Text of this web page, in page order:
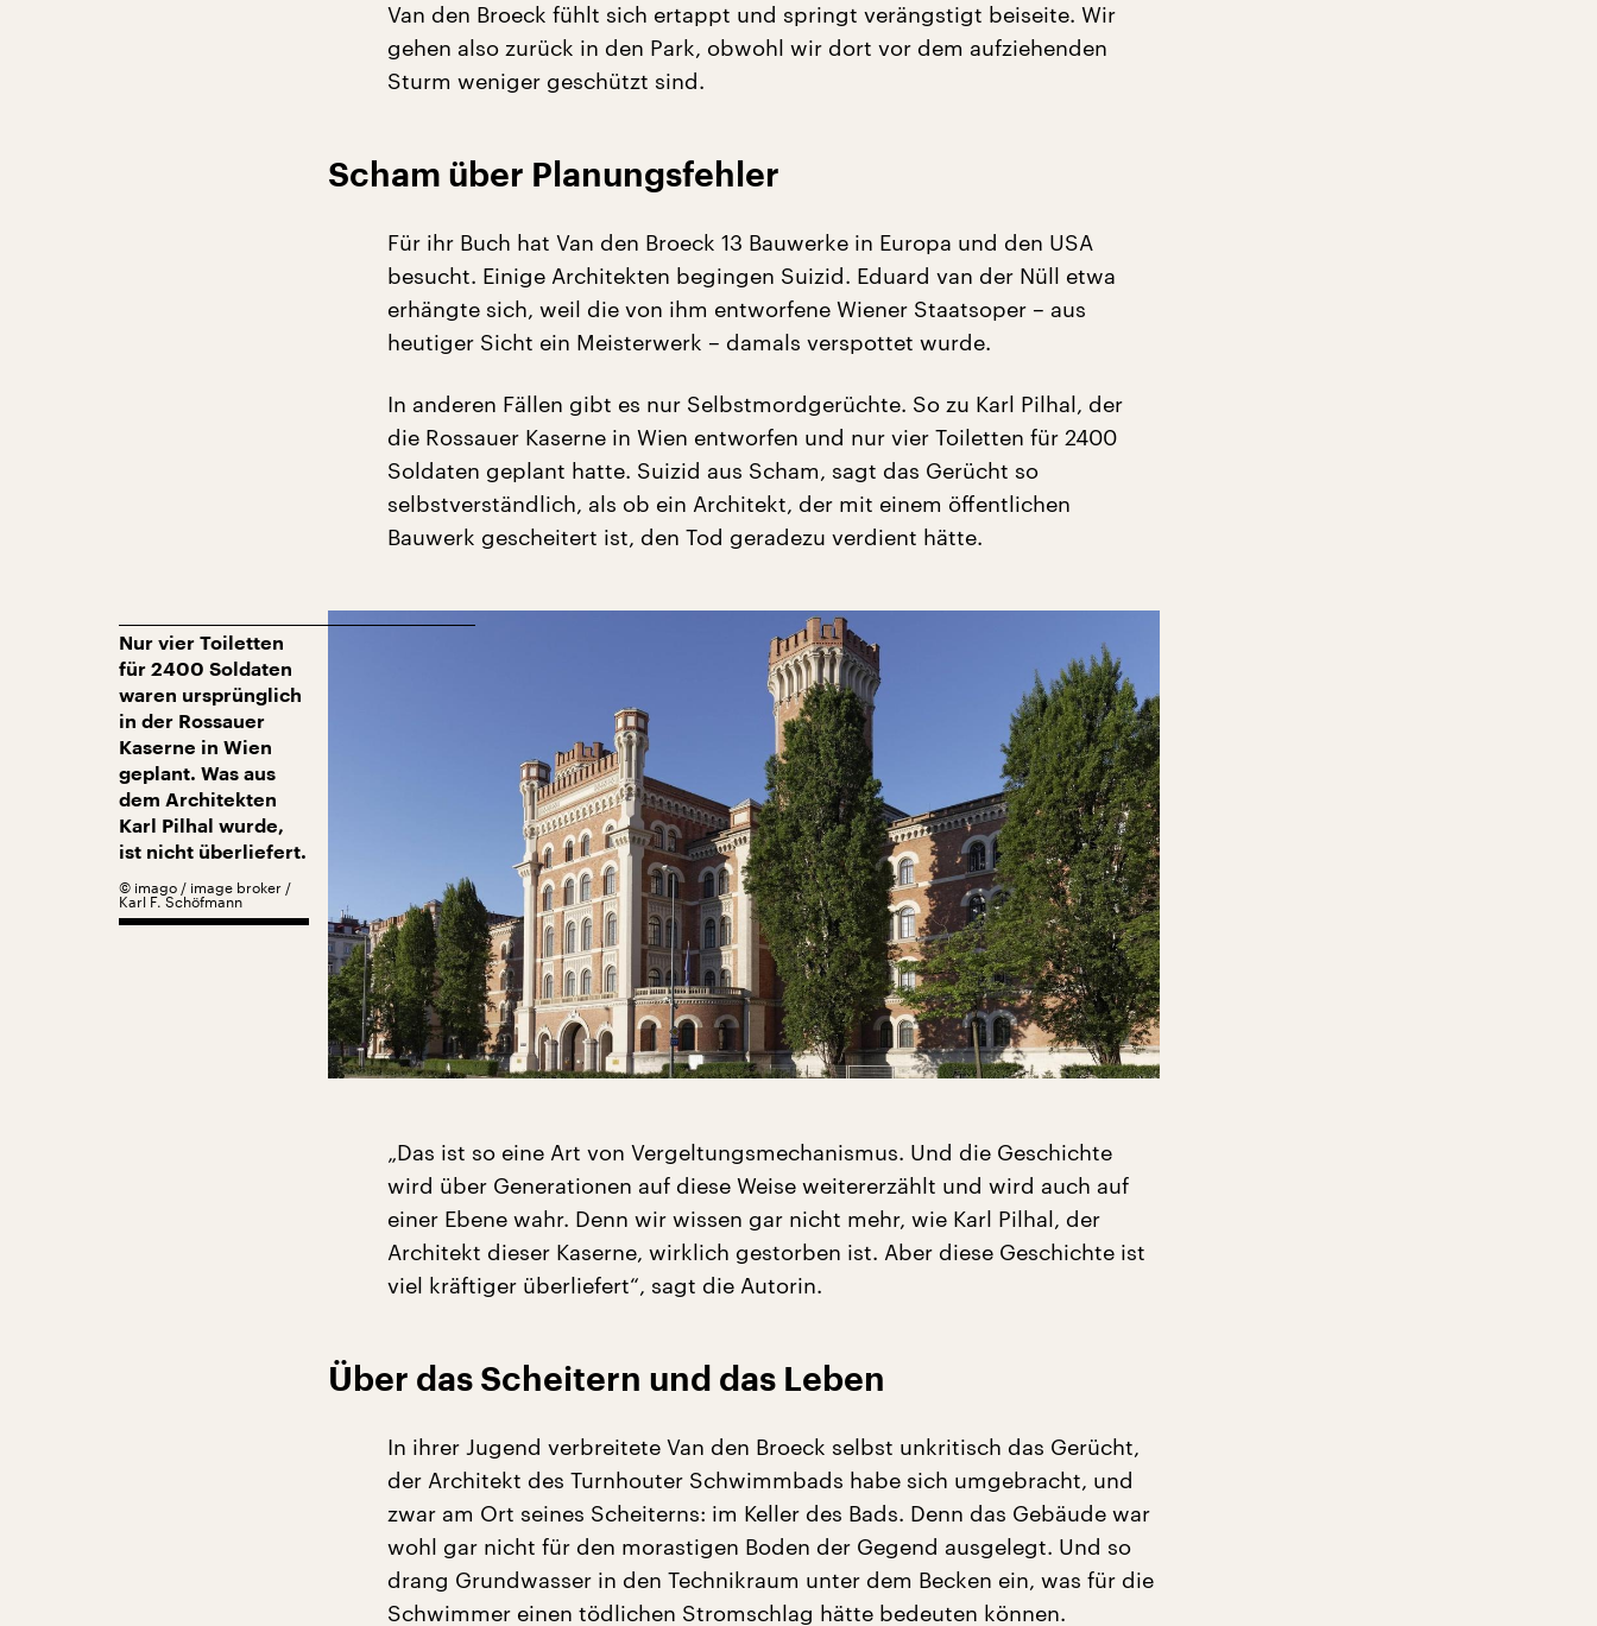
Van den Broeck fühlt sich ertappt und springt verängstigt beiseite. Wir
gehen also zurück in den Park, obwohl wir dort vor dem aufziehenden
Sturm weniger geschützt sind.
Scham über Planungsfehler
Für ihr Buch hat Van den Broeck 13 Bauwerke in Europa und den USA
besucht. Einige Architekten begingen Suizid. Eduard van der Nüll etwa
erhängte sich, weil die von ihm entworfene Wiener Staatsoper – aus
heutiger Sicht ein Meisterwerk – damals verspottet wurde.
In anderen Fällen gibt es nur Selbstmordgerüchte. So zu Karl Pilhal, der
die Rossauer Kaserne in Wien entworfen und nur vier Toiletten für 2400
Soldaten geplant hatte. Suizid aus Scham, sagt das Gerücht so
selbstverständlich, als ob ein Architekt, der mit einem öffentlichen
Bauwerk gescheitert ist, den Tod geradezu verdient hätte.
Nur vier Toiletten
für 2400 Soldaten
waren ursprünglich
in der Rossauer
Kaserne in Wien
geplant. Was aus
dem Architekten
Karl Pilhal wurde,
ist nicht überliefert.
© imago / image broker /
Karl F. Schöfmann
„Das ist so eine Art von Vergeltungsmechanismus. Und die Geschichte
wird über Generationen auf diese Weise weitererzählt und wird auch auf
einer Ebene wahr. Denn wir wissen gar nicht mehr, wie Karl Pilhal, der
Architekt dieser Kaserne, wirklich gestorben ist. Aber diese Geschichte ist
viel kräftiger überliefert“, sagt die Autorin.
Über das Scheitern und das Leben
In ihrer Jugend verbreitete Van den Broeck selbst unkritisch das Gerücht,
der Architekt des Turnhouter Schwimmbads habe sich umgebracht, und
zwar am Ort seines Scheiterns: im Keller des Bads. Denn das Gebäude war
wohl gar nicht für den morastigen Boden der Gegend ausgelegt. Und so
drang Grundwasser in den Technikraum unter dem Becken ein, was für die
Schwimmer einen tödlichen Stromschlag hätte bedeuten können.